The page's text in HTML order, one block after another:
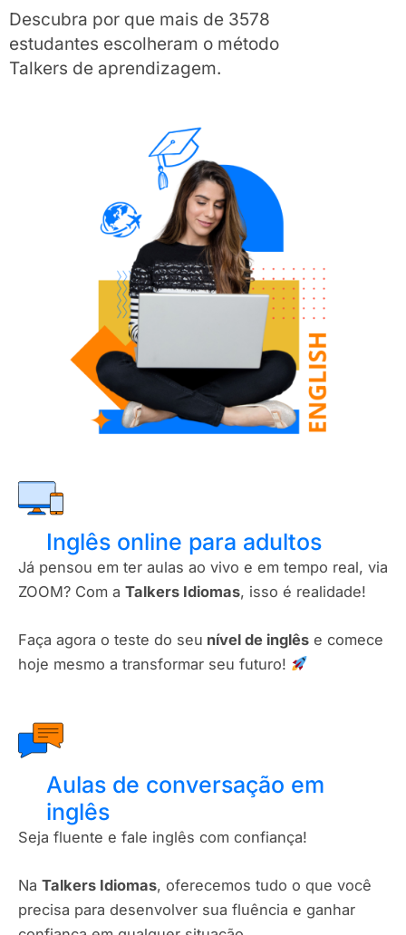
Descubra por que mais de 3578
estudantes escolheram o método
Talkers de aprendizagem.
Inglês online para adultos
Já pensou em ter aulas ao vivo e em tempo real, via
ZOOM? Com a Talkers Idiomas, isso é realidade!
Faça agora o teste do seu nível de inglês e comece
hoje mesmo a transformar seu futuro!
Aulas de conversação em
inglês
Seja fluente e fale inglês com confiança!
Na Talkers Idiomas, oferecemos tudo o que você
precisa para desenvolver sua fluência e ganhar